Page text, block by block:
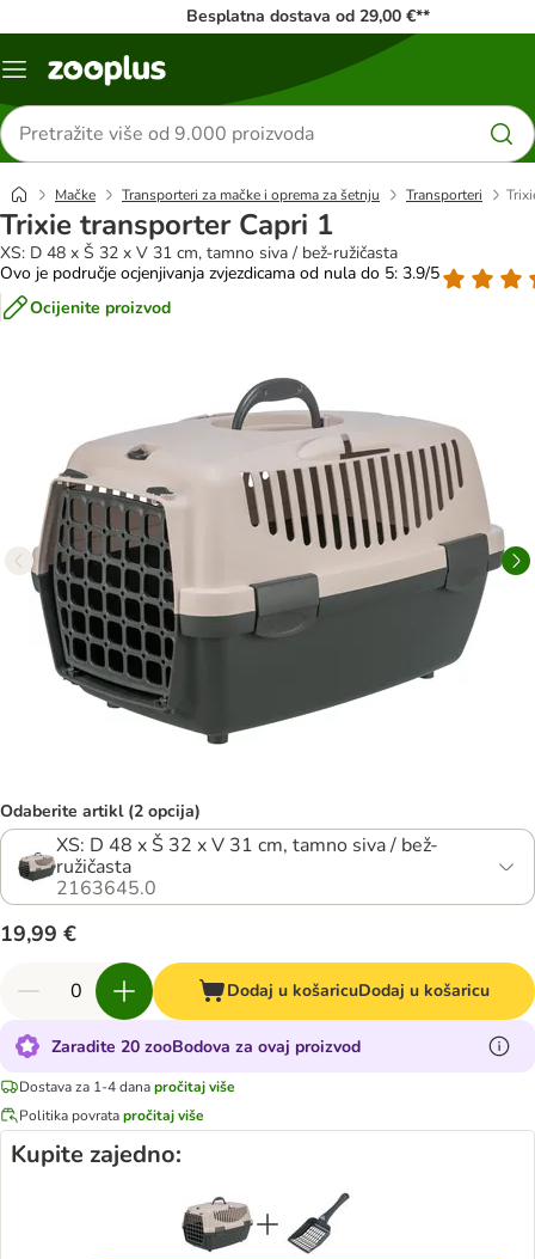
Besplatna dostava od 29,00 €**
Izbornik
Traži
proizvode
Mačke Transporteri za mačke i oprema za šetnju Transporteri
Trixie transporter Capri 1
XS: D 48 x Š 32 x V 31 cm, tamno siva / bež-ružičasta
Ovo je područje ocjenjivanja zvjezdicama od nula do 5: 3.9/5
Ocijenite proizvod
Odaberite artikl (2 opcija)
XS: D 48 x Š 32 x V 31 cm, tamno siva / bež-
ružičasta
2163645.0
19,99 €
Dodaj u košaricuDodaj u košaricu
Zaradite 20 zooBodova za ovaj proizvod
Dostava za 1-4 danapročitaj više
Politika povratapročitaj više
Kupite zajedno: